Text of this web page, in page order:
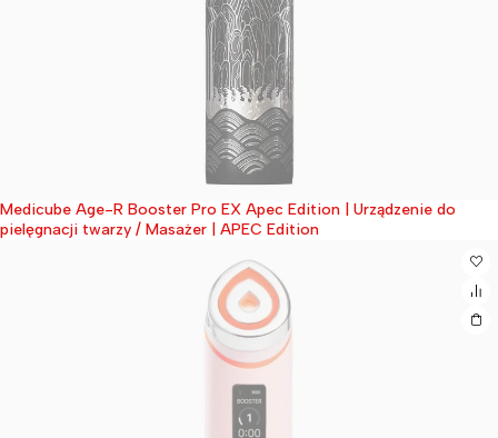
Wyprzedane
Medicube Age-R Booster Pro EX Apec Edition | Urządzenie do
pielęgnacji twarzy / Masażer | APEC Edition